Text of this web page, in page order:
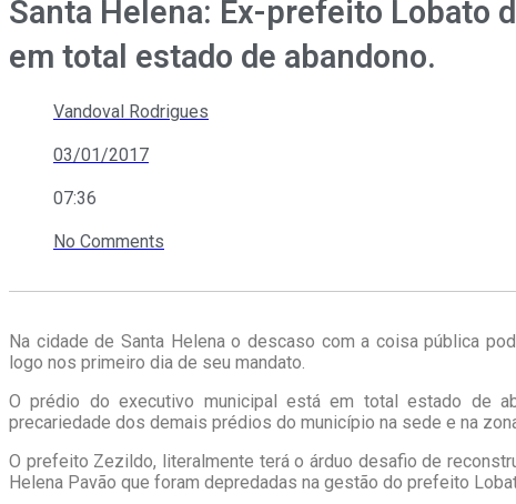
Santa Helena: Ex-prefeito Lobato
em total estado de abandono.
Vandoval Rodrigues
03/01/2017
07:36
No Comments
Na cidade de Santa Helena o descaso com a coisa pública
logo nos primeiro dia de seu mandato.
O prédio do executivo municipal está em total estado de
precariedade dos demais prédios do município na sede e na
O prefeito Zezildo, literalmente terá o árduo desafio de
Helena Pavão que foram depredadas na gestão do prefeito